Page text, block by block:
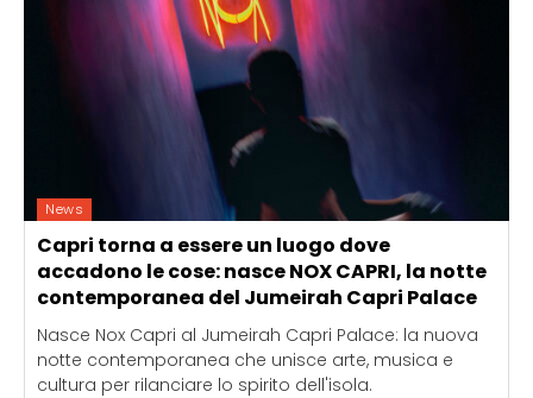
News
Capri torna a essere un luogo dove
accadono le cose: nasce NOX CAPRI, la notte
contemporanea del Jumeirah Capri Palace
Nasce Nox Capri al Jumeirah Capri Palace: la nuova
notte contemporanea che unisce arte, musica e
cultura per rilanciare lo spirito dell'isola.